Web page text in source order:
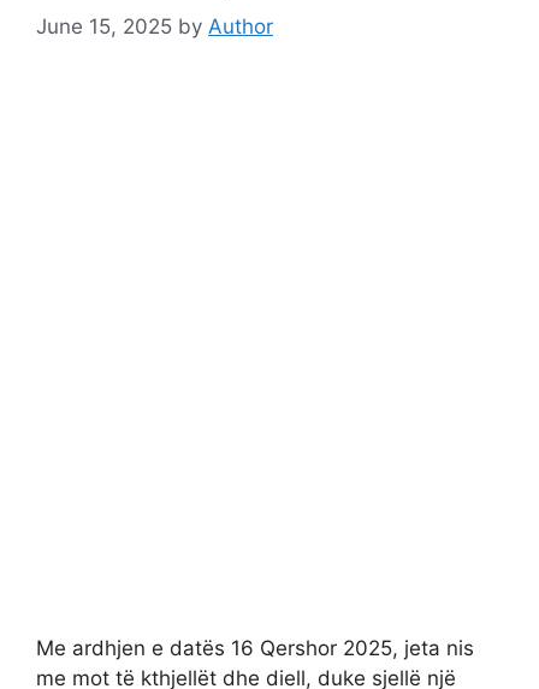
June 15, 2025 by Author
Me ardhjen e datës 16 Qershor 2025, jeta nis
me mot të kthjellët dhe diell, duke sjellë një